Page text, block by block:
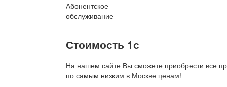
Абонентское
обслуживание
Стоимость 1с
На нашем сайте Вы сможете приобрести все
по самым низким в Москве ценам!